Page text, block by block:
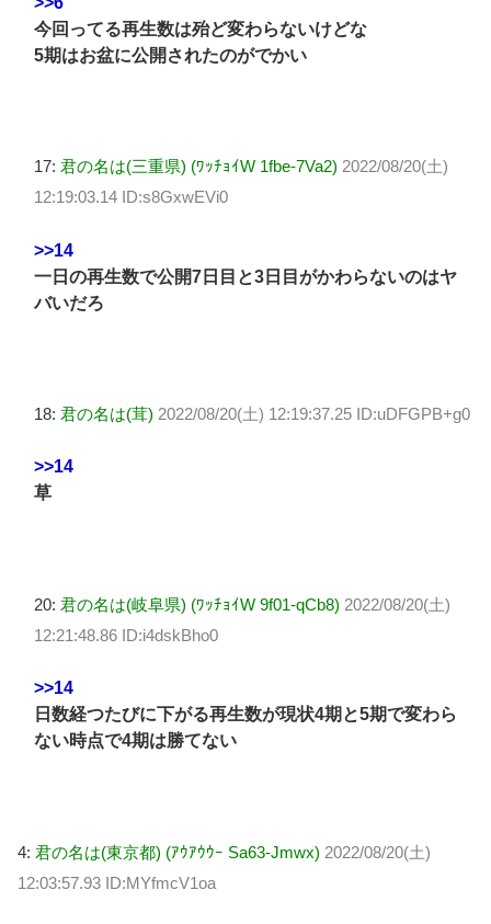
今回ってる再生数は殆ど変わらないけどな
5期はお盆に公開されたのがでかい
17: 君の名は(三重県) (ﾜｯﾁｮｲW 1fbe-7Va2) 2022/08/20(土)
12:19:03.14 ID:s8GxwEVi0
>>14
一日の再生数で公開7日目と3日目がかわらないのはヤ
バいだろ
18: 君の名は(茸) 2022/08/20(土) 12:19:37.25 ID:uDFGPB+g0
>>14
草
20: 君の名は(岐阜県) (ﾜｯﾁｮｲW 9f01-qCb8) 2022/08/20(土)
12:21:48.86 ID:i4dskBho0
>>14
日数経つたびに下がる再生数が現状4期と5期で変わら
ない時点で4期は勝てない
4: 君の名は(東京都) (ｱｳｱｳｳｰ Sa63-Jmwx) 2022/08/20(土)
12:03:57.93 ID:MYfmcV1oa